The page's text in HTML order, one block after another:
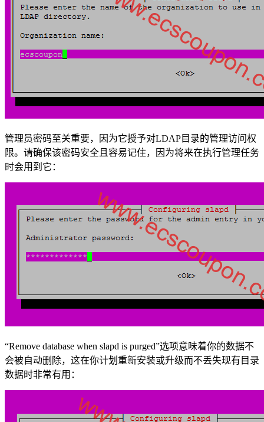
管理员密码至关重要，因为它授予对LDAP目录的管理访问权
限。请确保该密码安全且容易记住，因为将来在执行管理任务
时会用到它：
“Remove database when slapd is purged”选项意味着你的数据不
会被自动删除，这在你计划重新安装或升级而不丢失现有目录
数据时非常有用：